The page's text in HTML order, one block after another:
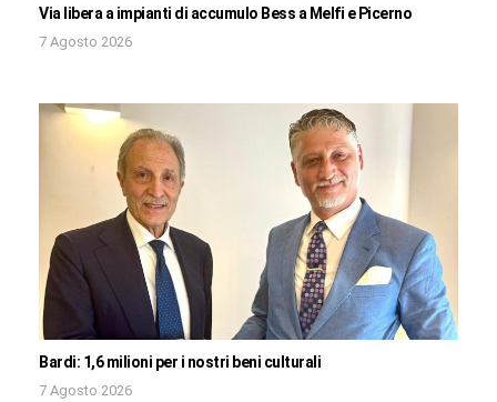
Via libera a impianti di accumulo Bess a Melfi e Picerno
7 Agosto 2026
Bardi: 1,6 milioni per i nostri beni culturali
7 Agosto 2026